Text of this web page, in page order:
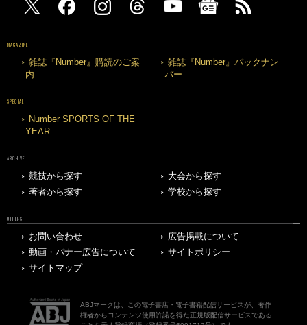
MAGAZINE
雑誌『Number』購読のご案
内
雑誌『Number』バックナン
バー
SPECIAL
Number SPORTS OF THE
YEAR
ARCHIVE
競技から探す
大会から探す
著者から探す
学校から探す
OTHERS
お問い合わせ
広告掲載について
動画・バナー広告について
サイトポリシー
サイトマップ
ABJマークは、この電子書店・電子書籍配信サービスが、著作
権者からコンテンツ使用許諾を得た正規版配信サービスである